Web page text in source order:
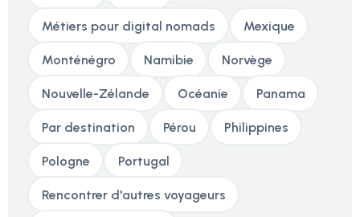
Métiers pour digital nomads Mexique
Monténégro Namibie Norvège
Nouvelle-Zélande Océanie Panama
Par destination Pérou Philippines
Pologne Portugal
Rencontrer d'autres voyageurs